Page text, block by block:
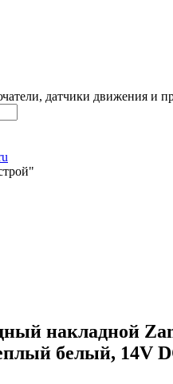
датчики движения и
накладной
белый, 14V